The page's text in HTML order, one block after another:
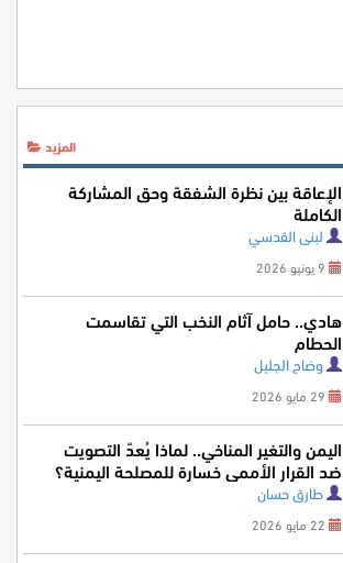
المزيد
الإعاقة بين نظرة الشفقة وحق المشاركة
الكاملة
لبنى القدسي
هادي.. حامل آثام النخب التي تقاسمت
الحطام
وضاح الجليل
اليمن والتغير المناخي.. لماذا يُعدّ التصويت
ضد القرار الأممي خسارة للمصلحة اليمنية؟
طارق حسان